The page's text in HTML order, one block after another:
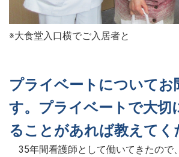
※大食堂入口横でご入居者と
プライベートについてお
す。プライベートで大切
ることがあれば教えてく
35年間看護師として働いてきたので